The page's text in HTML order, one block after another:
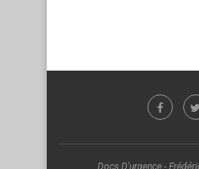
Docs D'urgence -